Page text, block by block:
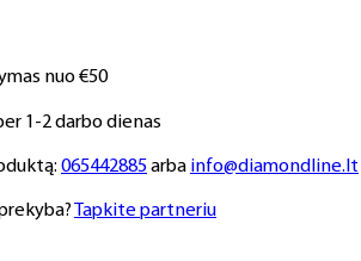
nuo €50
1-2 darbo dienas
065442885arba info@diamondline.lt
Tapkite partneriu